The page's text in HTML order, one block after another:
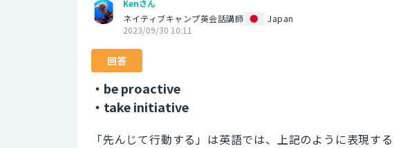
Kenさん
ネイティブキャンプ英会話講師
Japan
2023/09/30 10:11
回答
・be proactive
・take initiative
「先んじて行動する」は英語では、上記のように表現する